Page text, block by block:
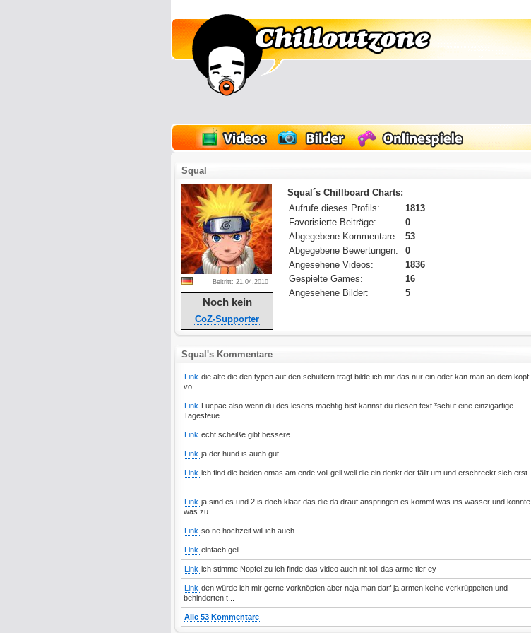
Squal
Beitritt: 21.04.2010
Noch kein
CoZ-Supporter
Squal´s Chillboard Charts:
Aufrufe dieses Profils:
1813
Favorisierte Beiträge:
0
Abgegebene Kommentare:
53
Abgegebene Bewertungen:
0
Angesehene Videos:
1836
Gespielte Games:
16
Angesehene Bilder:
5
Squal's Kommentare
Link die alte die den typen auf den schultern trägt bilde ich mir das nur ein oder kan man an dem kopf
vo...
Link Lucpac also wenn du des lesens mächtig bist kannst du diesen text *schuf eine einzigartige
Tagesfeue...
Link echt scheiße gibt bessere
Link ja der hund is auch gut
Link ich find die beiden omas am ende voll geil weil die ein denkt der fällt um und erschreckt sich erst
Link ja sind es und 2 is doch klaar das die da drauf anspringen es kommt was ins wasser und könnte
was zu...
Link so ne hochzeit will ich auch
Link einfach geil
Link ich stimme Nopfel zu ich finde das video auch nit toll das arme tier ey
Link den würde ich mir gerne vorknöpfen aber naja man darf ja armen keine verkrüppelten und
behinderten t...
Alle 53 Kommentare